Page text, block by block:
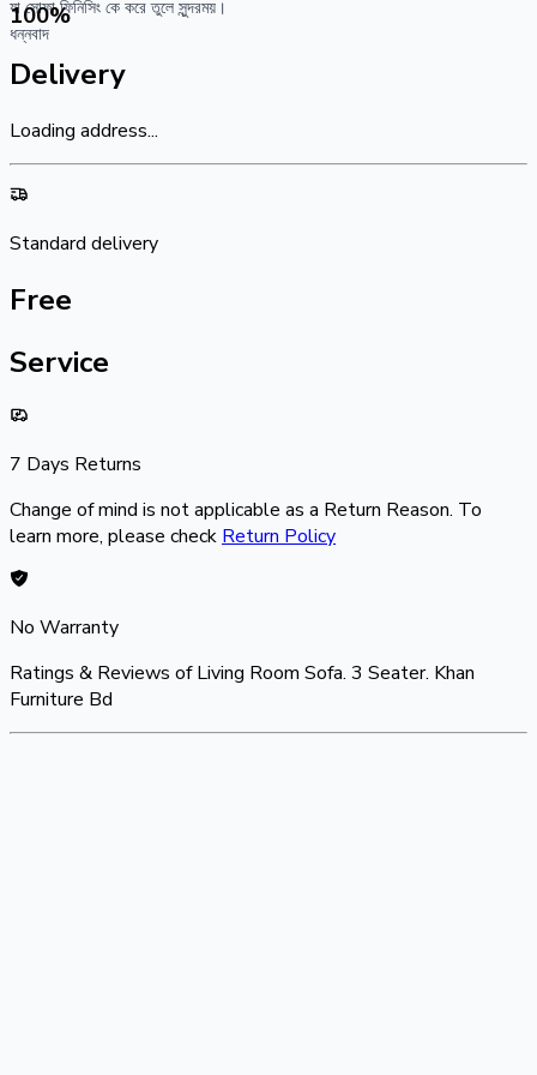
যা সোফা ফিনিসিং কে করে তুলে সুন্দরময়।
ধন্নবাদ
100%
Delivery
Loading address...
Standard delivery
Free
Service
7 Days Returns
Change of mind is not applicable as a Return Reason. To
learn more, please check Return Policy
No Warranty
Ratings & Reviews ofLiving Room Sofa. 3 Seater. Khan
Furniture Bd